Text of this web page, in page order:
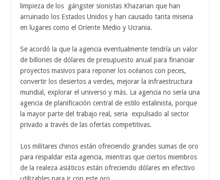
limpieza de los gángster sionistas Khazarian que han
arruinado los Estados Unidos y han causado tanta miseria
en lugares como el Oriente Medio y Ucrania.
Se acordó la que la agencia eventualmente tendría un valor
de billones de dólares de presupuesto anual para financiar
proyectos masivos para reponer los océanos con peces,
convertir los desiertos a verdes, mejorar la infraestructura
mundial, explorar el universo y más. La agencia no sería una
agencia de planificación central de estilo estalinista, porque
la mayor parte del trabajo real, seria expulsado al sector
privado a través de las ofertas competitivas.
Los militares chinos están ofreciendo grandes sumas de oro
para respaldar esta agencia, mientras que ciertos miembros
de la realeza asiáticos están ofreciendo dólares en efectivo